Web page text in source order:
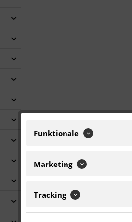
Funktionale
Marketing
Tracking